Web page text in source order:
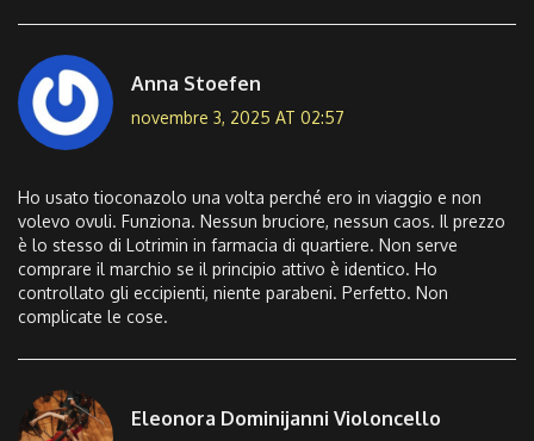
Anna Stoefen
novembre 3, 2025 AT 02:57
Ho usato tioconazolo una volta perché ero in viaggio e non
volevo ovuli. Funziona. Nessun bruciore, nessun caos. Il prezzo
è lo stesso di Lotrimin in farmacia di quartiere. Non serve
comprare il marchio se il principio attivo è identico. Ho
controllato gli eccipienti, niente parabeni. Perfetto. Non
complicate le cose.
Eleonora Dominijanni Violoncello